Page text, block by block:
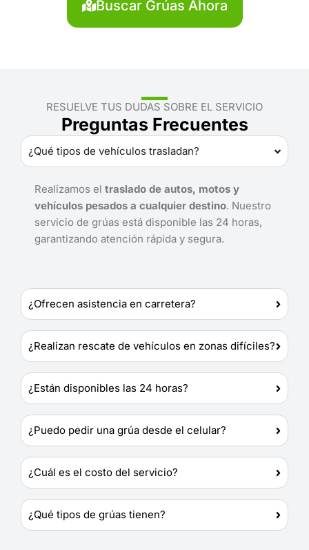
Buscar Grúas Ahora
RESUELVE TUS DUDAS SOBRE EL SERVICIO
Preguntas Frecuentes
¿Qué tipos de vehículos trasladan?
Realizamos el traslado de autos, motos y
vehículos pesados a cualquier destino. Nuestro
servicio de grúas está disponible las 24 horas,
garantizando atención rápida y segura.
¿Ofrecen asistencia en carretera?
¿Realizan rescate de vehículos en zonas difíciles?
¿Están disponibles las 24 horas?
¿Puedo pedir una grúa desde el celular?
¿Cuál es el costo del servicio?
¿Qué tipos de grúas tienen?